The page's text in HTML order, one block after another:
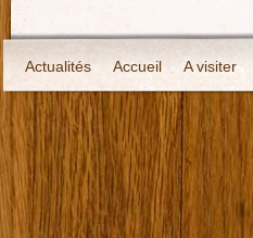
Actualités Accueil A visiter
Localisation Contact